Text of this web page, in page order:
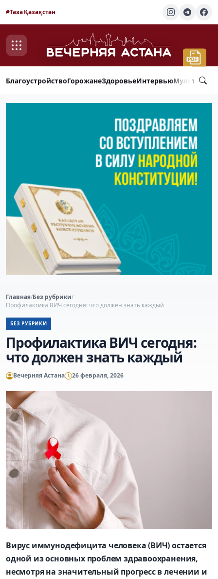
#Таза Қазақстан
БлагоустройствоГорожанеЗдоровьеИнтервью
Главная/Без рубрики/
Профилактика ВИЧ сегодня: что должен знать каждый
БЕЗ РУБРИКИ
Профилактика ВИЧ сегодня:
что должен знать каждый
Вечерняя Астана 26 февраля, 2026
Вирус иммунодефицита человека (ВИЧ) остается
одной из основных проблем здравоохранения,
несмотря на значительный прогресс в лечении и